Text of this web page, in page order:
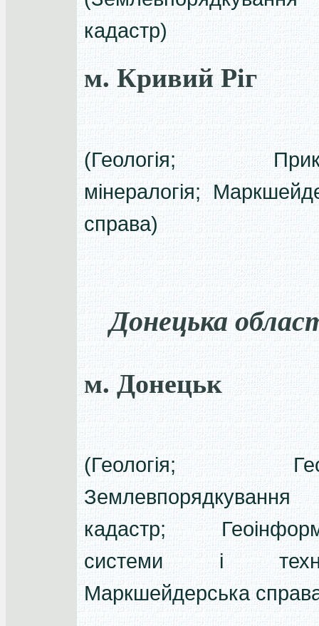
кадастр)
м. Кривий Ріг
(Геологія;
мінералогія;
справа)
Донецька
м. Донецьк
(Геологія;
кадастр;
системи і
Маркшейдерська